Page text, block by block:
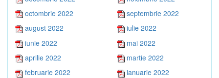
octombrie 2022
septembrie 2022
august 2022
iulie 2022
iunie 2022
mai 2022
aprilie 2022
martie 2022
februarie 2022
ianuarie 2022